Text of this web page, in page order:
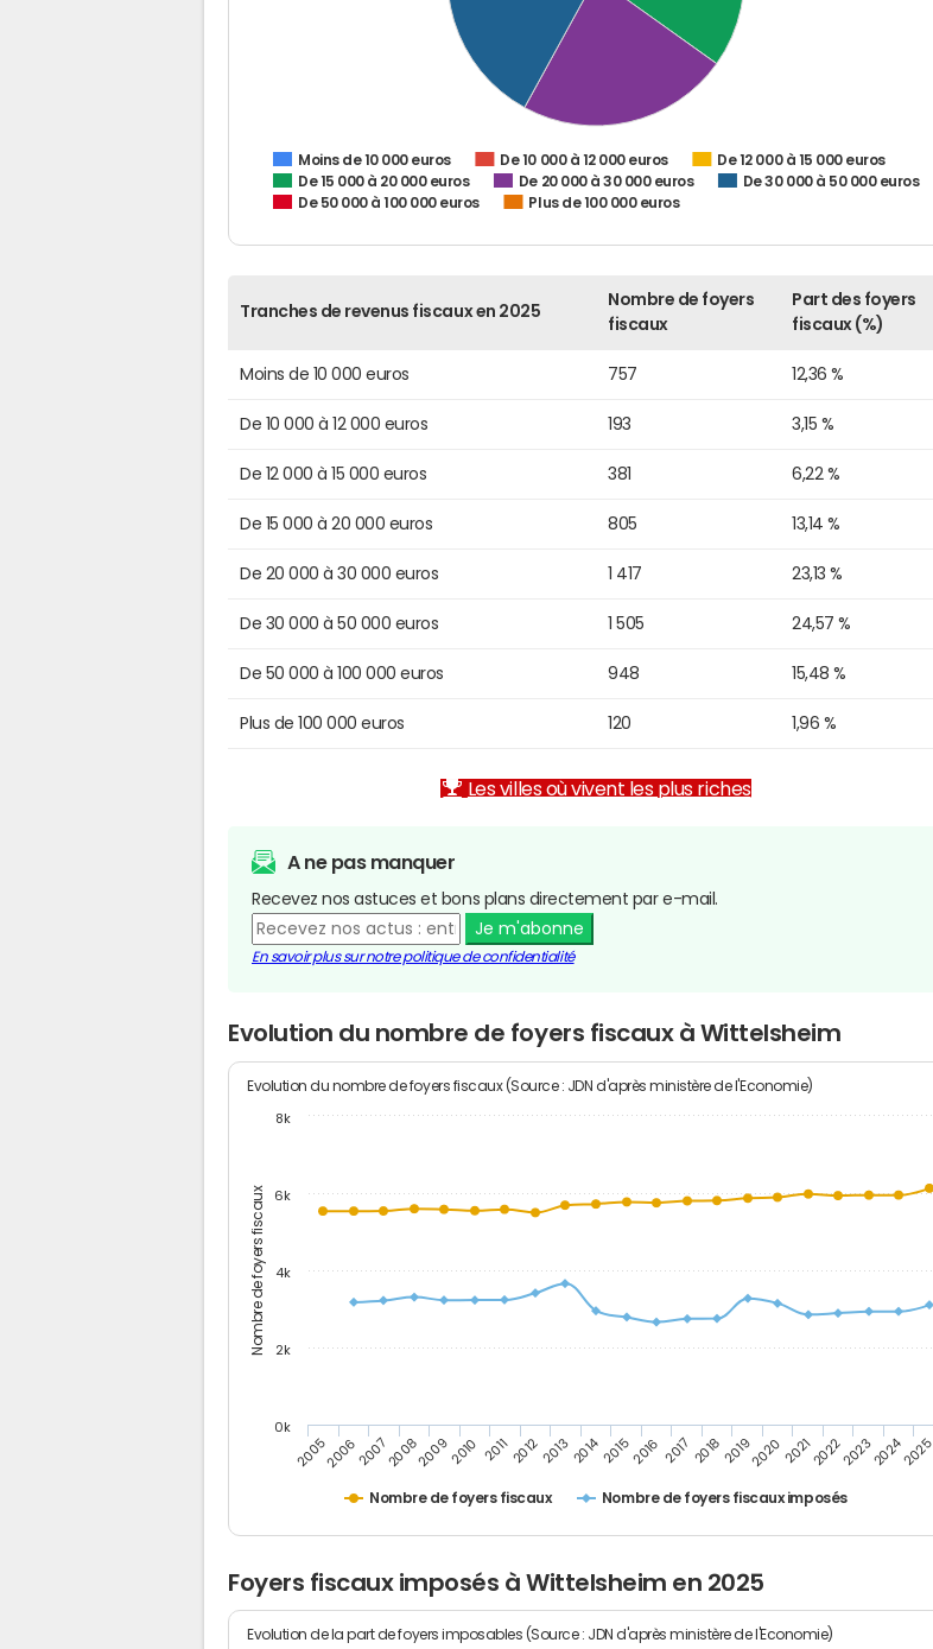
Moins de 10 000 euros De 10 000 à 12 000 euros
De 12 000 à 15 000 euros
De 15 000 à 20 000 euros
De 20 000 à 30 000 euros
De 30 000 à 50 000 euros
De 50 000 à 100 000 euros
Plus de 100 000 euros
Tranches de revenus fiscaux en 2025
Nombre de foyers
fiscaux
Part des foyers
fiscaux (%)
Moins de 10 000 euros 757 12,36 %
De 10 000 à 12 000 euros 193 3,15 %
De 12 000 à 15 000 euros 381 6,22 %
De 15 000 à 20 000 euros 805 13,14 %
De 20 000 à 30 000 euros 1 417 23,13 %
De 30 000 à 50 000 euros 1 505 24,57 %
De 50 000 à 100 000 euros 948 15,48 %
Plus de 100 000 euros 120 1,96 %
Les villes où vivent les plus riches
A ne pas manquer
Recevez nos astuces et bons plans directement par e-mail.
Je m'abonne
En savoir plus sur notre politique de confidentialité
Evolution du nombre de foyers fiscaux à Wittelsheim
Nombre de foyers fiscaux
Evolution du nombre de foyers fiscaux (Source : JDN d'après ministère de l'Economie)
Nombre de foyers fiscaux Nombre de foyers fiscaux imposés
200520062007200820092010 201120122013201420152016 2017 20182019202020212022202320242025
0k
2k
4k
6k
8k
Foyers fiscaux imposés à Wittelsheim en 2025
Evolution de la part de foyers imposables (Source : JDN d'après ministère de l'Economie)